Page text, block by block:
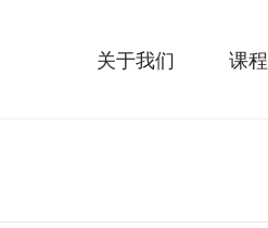
关于我们 课程